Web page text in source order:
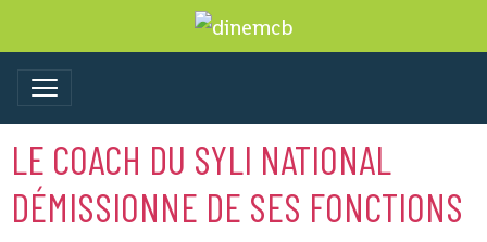
LE COACH DU SYLI NATIONAL
DÉMISSIONNE DE SES FONCTIONS